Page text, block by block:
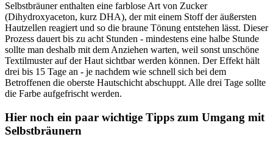
Selbstbräuner enthalten eine farblose Art von Zucker
(Dihydroxyaceton, kurz DHA), der mit einem Stoff der äußersten
Hautzellen reagiert und so die braune Tönung entstehen lässt. Dieser
Prozess dauert bis zu acht Stunden - mindestens eine halbe Stunde
sollte man deshalb mit dem Anziehen warten, weil sonst unschöne
Textilmuster auf der Haut sichtbar werden können. Der Effekt hält
drei bis 15 Tage an - je nachdem wie schnell sich bei dem
Betroffenen die oberste Hautschicht abschuppt. Alle drei Tage sollte
die Farbe aufgefrischt werden.
Hier noch ein paar wichtige Tipps zum Umgang mit
Selbstbräunern